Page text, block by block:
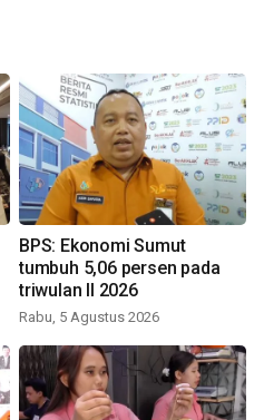
BPS: Ekonomi Sumut
tumbuh 5,06 persen pada
triwulan II 2026
Rabu, 5 Agustus 2026